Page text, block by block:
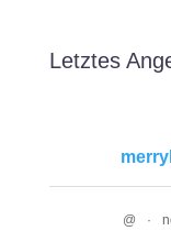
Letztes
@ ·